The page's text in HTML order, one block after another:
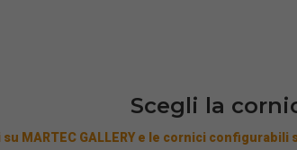
Scegli la
MARTEC GALLERY e le cornici